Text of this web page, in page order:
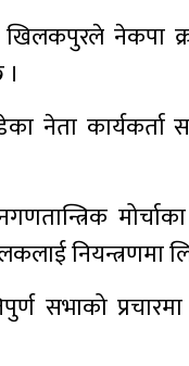
नेकपा
नेता कार्यकर्ता
नियन्त्रणमा
सभाको प्रचारमा